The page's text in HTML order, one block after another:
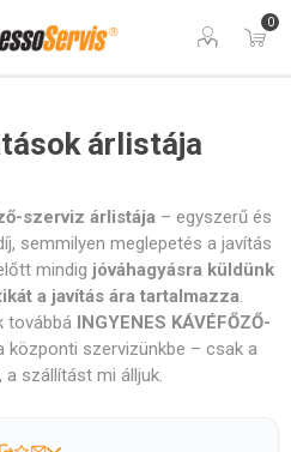
0
árlistája
szerviz árlistája– egyszerű és
semmilyen meglepetés a javítás
mindig jóváhagyásra küldünk
a javítás ára tartalmazza.
továbbá INGYENES KÁVÉFŐZŐ-
központi szervizünkbe – csak a
szállítást mi álljuk.